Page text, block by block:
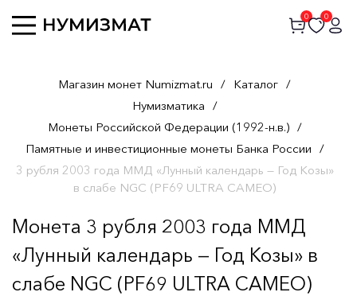
0 0
Магазин монет Numizmat.ru / Каталог /
Нумизматика /
Монеты Российской Федерации (1992-н.в.) /
Памятные и инвестиционные монеты Банка России /
3 рубля 2003 года ММД «Лунный календарь — Год Козы»
в слабе NGC (PF69 ULTRA CAMEO)
Монета 3 рубля 2003 года ММД
«Лунный календарь — Год Козы» в
слабе NGC (PF69 ULTRA CAMEO)